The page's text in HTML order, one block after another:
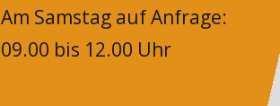
Am Samstag auf Anfrage:
09.00 bis 12.00 Uhr